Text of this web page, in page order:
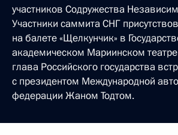
участников Содружества
Участники саммита СНГ
на балете «Щелкунчик» в
академическом Мариинском
глава Российского государства
с президентом Международной
федерации Жаном Тодтом.